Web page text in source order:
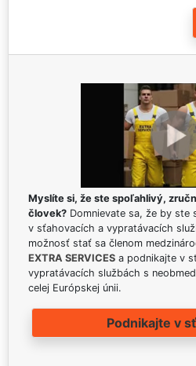
Myslíte si, že ste spoľahlivý,
človek? Domnievate sa, že by ste
v sťahovacích a vypratávacích
možnosť stať sa členom
EXTRA SERVICES a podnikajte v
vypratávacích službách s
celej Európskej únii.
Podnikajte v